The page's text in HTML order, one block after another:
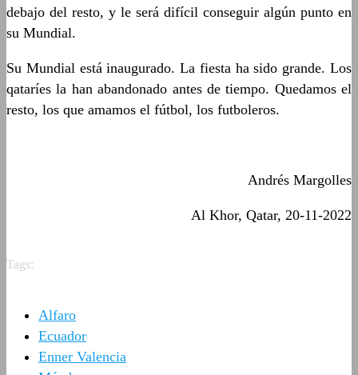
debajo del resto, y le será difícil conseguir algún punto en
su Mundial.
Su Mundial está inaugurado. La fiesta ha sido grande. Los
qataríes la han abandonado antes de tiempo. Quedamos el
resto, los que amamos el fútbol, los futboleros.
Andrés Margolles
Al Khor, Qatar, 20-11-2022
Tags:
Alfaro
Ecuador
Enner Valencia